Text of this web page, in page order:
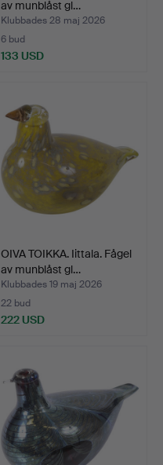
av munblåst gl…
Klubbades 28 maj 2026
6 bud
133 USD
OIVA TOIKKA. Iittala. Fågel
av munblåst gl…
Klubbades 19 maj 2026
22 bud
222 USD